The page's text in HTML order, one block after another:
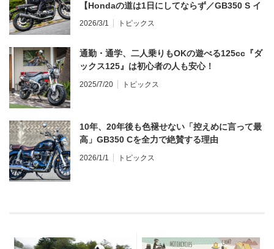
【Hondaの道は1日にしてならず／GB350 S イ
ンプレ・レビュー 前編】
2026/3/1 トピックス
通勤・通学、二人乗りもOKの遊べる125cc『ダ
ックス125』は初心者の人も安心！
2025/7/20 トピックス
10年、20年後も色褪せない「控えめに言って最
高」GB350 Cを全力で絶賛する理由
2026/1/1 トピックス